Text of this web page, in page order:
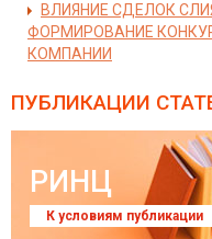
ВЛИЯНИЕ СДЕЛОК
ФОРМИРОВАНИЕ
КОМПАНИИ
ПУБЛИКАЦИИ
РИНЦ
К условиям публикации